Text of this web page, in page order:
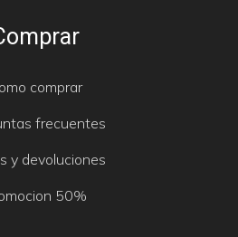
comprar
frecuentes
y devoluciones
50%